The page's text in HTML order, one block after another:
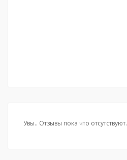
Увы.. Отзывы пока что отсутствуют.